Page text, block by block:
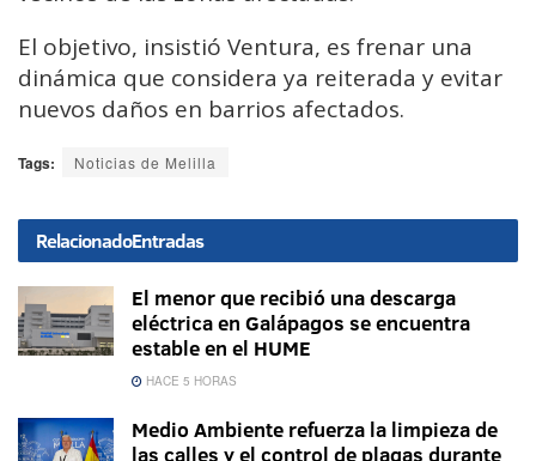
El objetivo, insistió Ventura, es frenar una
dinámica que considera ya reiterada y evitar
nuevos daños en barrios afectados.
Tags: Noticias de Melilla
RelacionadoEntradas
El menor que recibió una descarga
eléctrica en Galápagos se encuentra
estable en el HUME
HACE 5 HORAS
Medio Ambiente refuerza la limpieza de
las calles y el control de plagas durante